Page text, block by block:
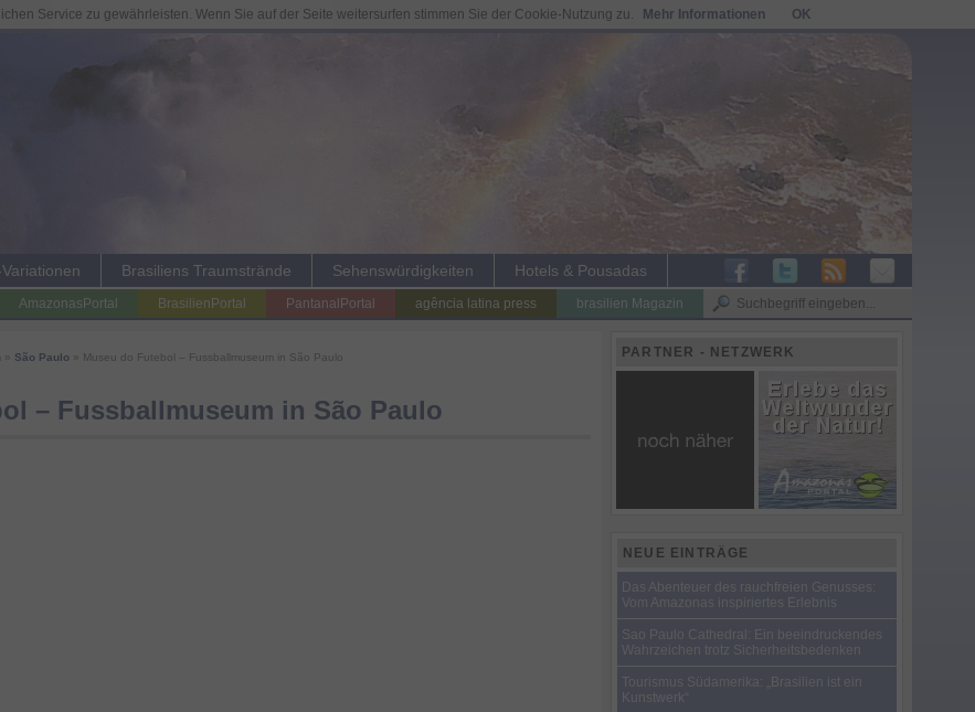
Brasiliens Traumstrände Sehenswürdigkeiten Hotels & Pousadas
brasilien Magazin
agência latina press
PantanalPortal
BrasilienPortal
AmazonasPortal
São Paulo » Museu do Futebol – Fussballmuseum in São Paulo
– Fussballmuseum in São Paulo
PARTNER - NETZWERK
NEUE EINTRÄGE
Das Abenteuer des rauchfreien Genusses:
Vom Amazonas inspiriertes Erlebnis
Sao Paulo Cathedral: Ein beeindruckendes
Wahrzeichen trotz Sicherheitsbedenken
Tourismus Südamerika: „Brasilien ist ein
Kunstwerk“
Service zu gewährleisten. Wenn Sie auf der Seite weitersurfen stimmen Sie der Cookie-Nutzung zu. Mehr Informationen OK